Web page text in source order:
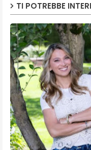
TI POTREBBE